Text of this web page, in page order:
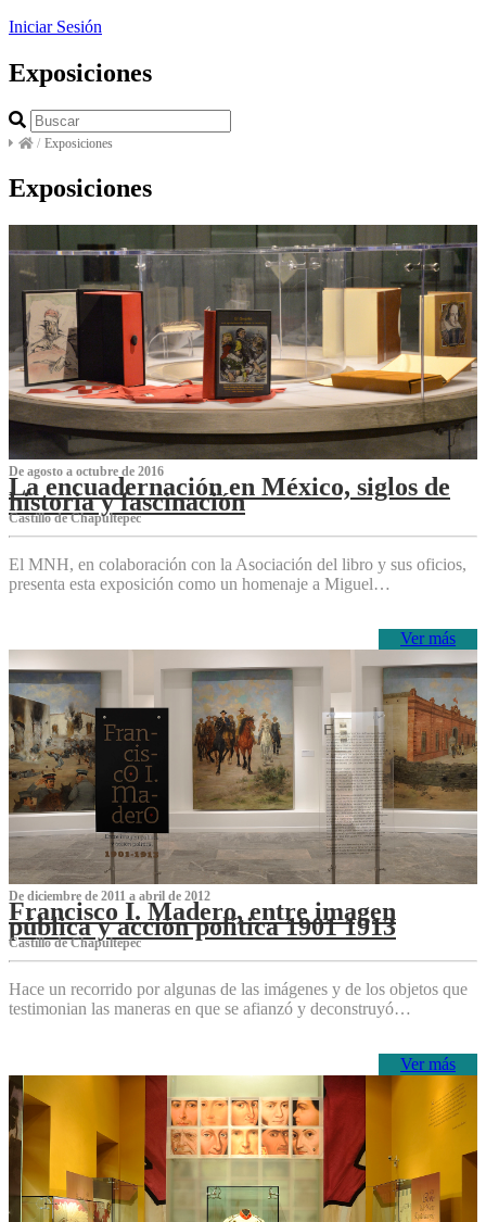
Iniciar Sesión
Exposiciones
/ Exposiciones
Exposiciones
De agosto a octubre de 2016
La encuadernación en México, siglos de
historia y fascinación
Castillo de Chapultepec
El MNH, en colaboración con la Asociación del libro y sus oficios,
presenta esta exposición como un homenaje a Miguel…
Ver más
De diciembre de 2011 a abril de 2012
Francisco I. Madero, entre imagen
pública y acción política 1901 1913
Castillo de Chapultepec
Hace un recorrido por algunas de las imágenes y de los objetos que
testimonian las maneras en que se afianzó y deconstruyó…
Ver más